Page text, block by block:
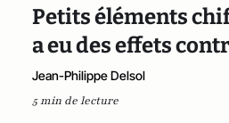
Petits éléments
a eu des effets
Jean-Philippe Delsol
5 min de lecture